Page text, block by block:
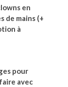
en
de mains (+
à
pour
avec